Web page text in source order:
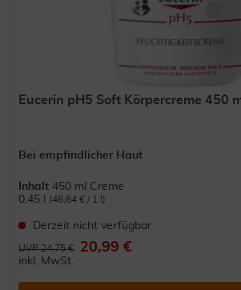
Eucerin pH5 Soft Körpercreme 450
Bei empfindlicher Haut
Inhalt 450 ml Creme
0.45 l
(46,64 € / 1 l)
Derzeit nicht verfügbar
UVP 24,75 € 20,99 €
inkl. MwSt.